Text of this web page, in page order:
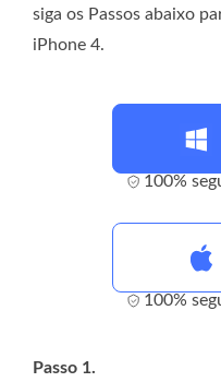
siga os Passos abaixo
iPhone 4.
100%
100%
Passo 1.